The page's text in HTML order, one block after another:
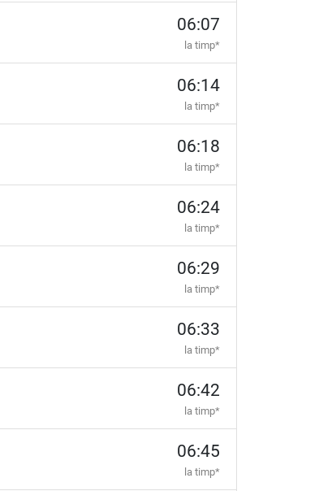
06:07
la timp*
06:14
la timp*
06:18
la timp*
06:24
la timp*
06:29
la timp*
06:33
la timp*
06:42
la timp*
06:45
la timp*